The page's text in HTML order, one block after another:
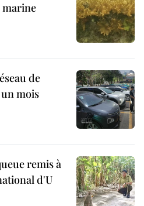
marine
de
mois
remis à
d'U